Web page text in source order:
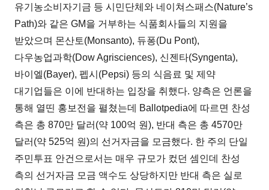
유기농소비자기금 등 시민단체와 네이쳐스패스(Nature’s
Path)와 같은 GM을 거부하는 식품회사들의 지원을
받았으며 몬산토(Monsanto), 듀퐁(Du Pont),
다우농업과학(Dow Agrisciences), 신젠타(Syngenta),
바이엘(Bayer), 펩시(Pepsi) 등의 식음료 및 제약
대기업들은 이에 반대하는 입장을 취했다. 양측은 언론을
통해 열띤 홍보전을 펼쳤는데 Ballotpedia에 따르면 찬성
측은 총 870만 달러(약 100억 원), 반대 측은 총 4570만
달러(약 525억 원)의 선거자금을 모금했다. 한 주의 단일
주민투표 안건으로서는 매우 규모가 컸던 셈인데 찬성
측의 선거자금 모금 액수도 상당하지만 반대 측은 실로